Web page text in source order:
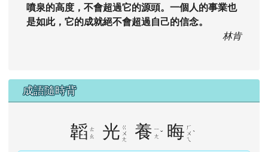
噴泉的高度，不會超過它的源頭。一個人的事業也
是如此，它的成就絕不會超過自己的信念。
林肯
成語隨時背
韜 ㄊ
ㄠ
光 ㄍ
ㄨ
ㄤ
養 ㄧ
ㄤ ˇ 晦 ㄏ
ㄨ
ㄟ
ˋ